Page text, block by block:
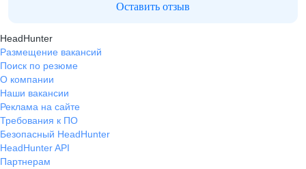
Оставить отзыв
HeadHunter
Размещение вакансий
Поиск по резюме
О компании
Наши вакансии
Реклама на сайте
Требования к ПО
Безопасный HeadHunter
HeadHunter API
Партнерам